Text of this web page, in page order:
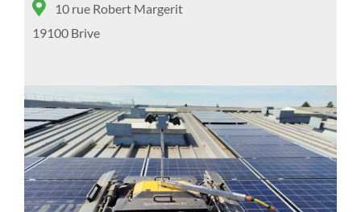
10 rue Robert Margerit
19100 Brive